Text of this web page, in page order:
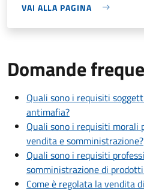
VAI ALLA PAGINA
Domande
Quali sono i requisiti
antimafia?
Quali sono i requisiti
vendita e somministrazione?
Quali sono i requisiti
somministrazione di
Come è regolata la vendita